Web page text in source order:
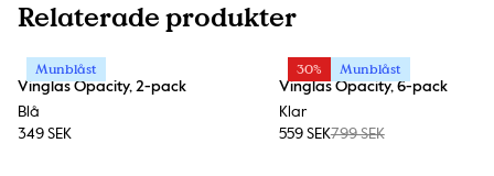
Relaterade produkter
Munblåst
Vinglas Opacity, 2-pack
Blå
349 SEK
30% Munblåst
Vinglas Opacity, 6-pack
Klar
559 SEK799 SEK